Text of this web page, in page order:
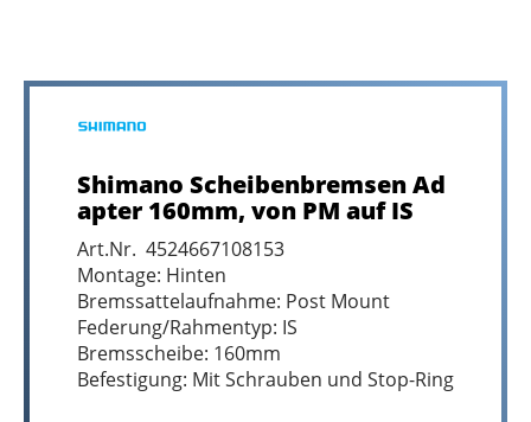
Shimano Scheibenbremsen Ad
apter 160mm, von PM auf IS
Art.Nr. 4524667108153
Montage: Hinten
Bremssattelaufnahme: Post Mount
Federung/Rahmentyp: IS
Bremsscheibe: 160mm
Befestigung: Mit Schrauben und Stop-Ring